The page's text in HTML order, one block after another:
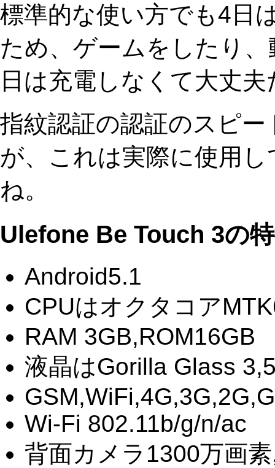
標準的な使い方でも4日
ため、ゲームをしたり
日は充電しなくて大丈
指紋認証の認証のスピ
が、これは実際に使用
ね。
Ulefone Be Touch 3の
Android5.1
CPUはオクタコア
RAM 3GB,ROM16GB
液晶はGorilla Glass
Wi-Fi 802.11b/g/n/ac
背面カメラ1300万画